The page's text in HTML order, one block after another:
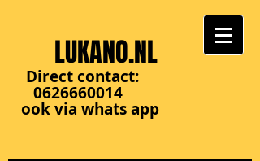
LUKANO.NL
Direct contact:
0626660014
ook via whats app